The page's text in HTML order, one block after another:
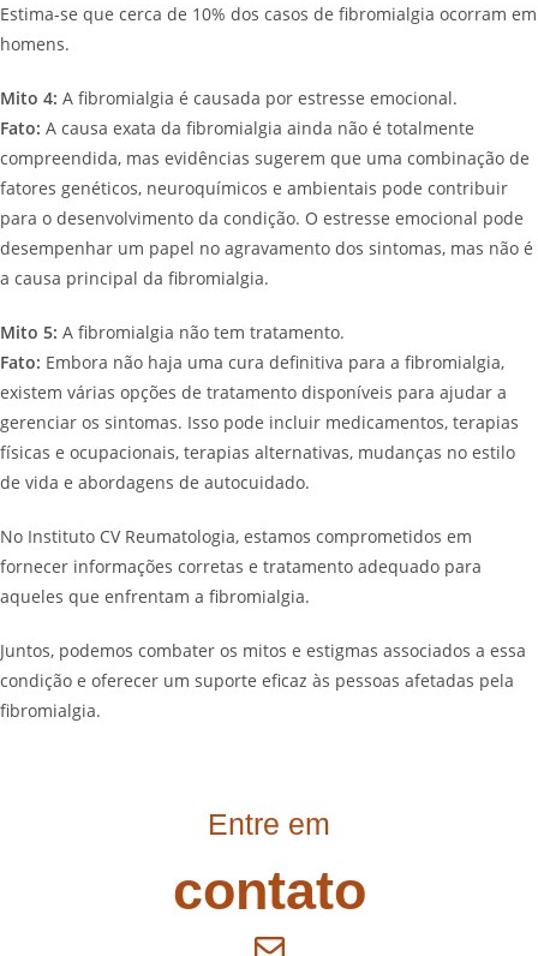
Estima-se que cerca de 10% dos casos de fibromialgia ocorram em
homens.
Mito 4: A fibromialgia é causada por estresse emocional.
Fato: A causa exata da fibromialgia ainda não é totalmente
compreendida, mas evidências sugerem que uma combinação de
fatores genéticos, neuroquímicos e ambientais pode contribuir
para o desenvolvimento da condição. O estresse emocional pode
desempenhar um papel no agravamento dos sintomas, mas não é
a causa principal da fibromialgia.
Mito 5: A fibromialgia não tem tratamento.
Fato: Embora não haja uma cura definitiva para a fibromialgia,
existem várias opções de tratamento disponíveis para ajudar a
gerenciar os sintomas. Isso pode incluir medicamentos, terapias
físicas e ocupacionais, terapias alternativas, mudanças no estilo
de vida e abordagens de autocuidado.
No Instituto CV Reumatologia, estamos comprometidos em
fornecer informações corretas e tratamento adequado para
aqueles que enfrentam a fibromialgia.
Juntos, podemos combater os mitos e estigmas associados a essa
condição e oferecer um suporte eficaz às pessoas afetadas pela
fibromialgia.
Entre em
contato